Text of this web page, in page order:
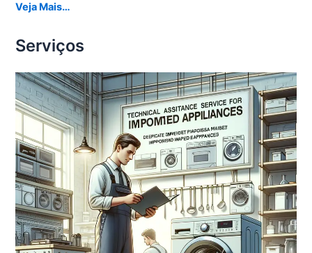
Veja Mais…
Serviços